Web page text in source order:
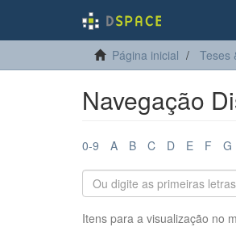
Página inicial Teses
Navegação
0-9 A B C D E F G
Itens para a visualização no